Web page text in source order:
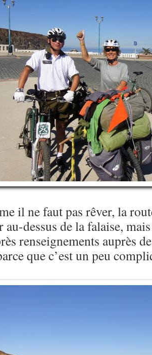
il ne faut pas rêver, la
au-dessus de la falaise,
renseignements auprès
que c’est un peu